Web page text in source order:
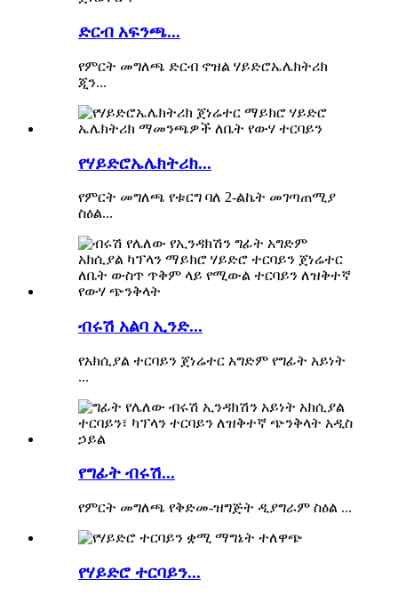
ድርብ አፍንጫ...
የምርት መግለጫ ድርብ ኖዝል ሃይድሮኤሌክትሪክ
ጂን...
የሃይድሮኤሌክትሪክ...
የምርት መግለጫ የቱርግ ባለ 2-ልኬት መገጣጠሚያ
ስዕል...
ብሩሽ አልባ ኢንድ...
የአክሲያል ተርባይን ጀነሬተር አግድም የግፊት አይነት
...
የግፊት ብሩሽ...
የምርት መግለጫ የቅድመ-ዝግጅት ዲያግራም ስዕል ...
የሃይድሮ ተርባይን...